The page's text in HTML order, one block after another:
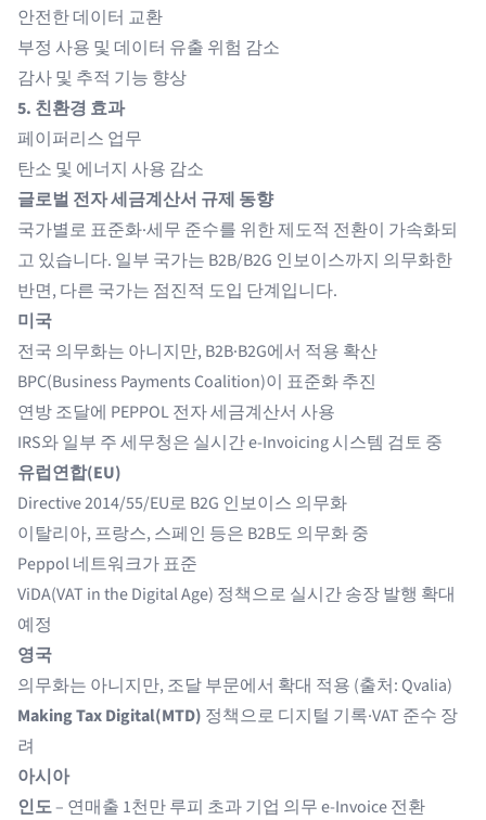
안전한 데이터 교환
부정 사용 및 데이터 유출 위험 감소
감사 및 추적 기능 향상
5. 친환경 효과
페이퍼리스 업무
탄소 및 에너지 사용 감소
글로벌 전자 세금계산서 규제 동향
국가별로 표준화·세무 준수를 위한 제도적 전환이 가속화되
고 있습니다. 일부 국가는 B2B/B2G 인보이스까지 의무화한
반면, 다른 국가는 점진적 도입 단계입니다.
미국
전국 의무화는 아니지만, B2B·B2G에서 적용 확산
BPC(Business Payments Coalition)이 표준화 추진
연방 조달에 PEPPOL 전자 세금계산서 사용
IRS와 일부 주 세무청은 실시간 e-Invoicing 시스템 검토 중
유럽연합(EU)
Directive 2014/55/EU로 B2G 인보이스 의무화
이탈리아, 프랑스, 스페인 등은 B2B도 의무화 중
Peppol네트워크가 표준
ViDA(VAT in the Digital Age) 정책으로 실시간 송장 발행 확대
예정
영국
의무화는 아니지만, 조달 부문에서 확대 적용 (출처: Qvalia)
Making Tax Digital(MTD) 정책으로 디지털 기록·VAT 준수 장
려
아시아
인도– 연매출 1천만 루피 초과 기업 의무 e-Invoice 전환